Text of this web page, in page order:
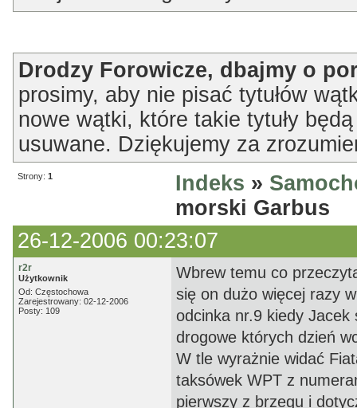
Drodzy Forowicze, dbajmy o
prosimy, aby nie pisać tytułów
nowe wątki, które takie tytuły
usuwane. Dziękujemy za
Strony: 1 Indeks »
morski Garbus
26-12-2006 00:23:07
r2r
Użytkownik
Od: Częstochowa
Zarejestrowany: 02-12-2006
Posty: 109
Wbrew temu co
się on dużo więcej razy
odcinka nr.9 kiedy Jacek
drogowe których dzień
W tle wyrażnie widać
taksówek WPT z
pierwszy z brzegu i